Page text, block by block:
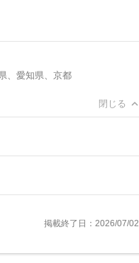
、愛知県、京都
閉じる
掲載終了日：2026/07/02